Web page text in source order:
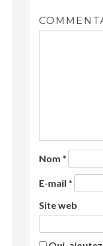
Nom *
E-mail *
Site web